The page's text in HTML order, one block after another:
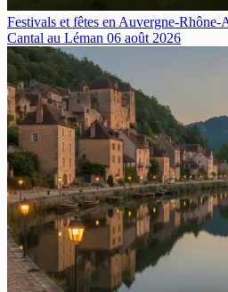
Festivals et fêtes en Auvergne-
Cantal au Léman 06 août 2026